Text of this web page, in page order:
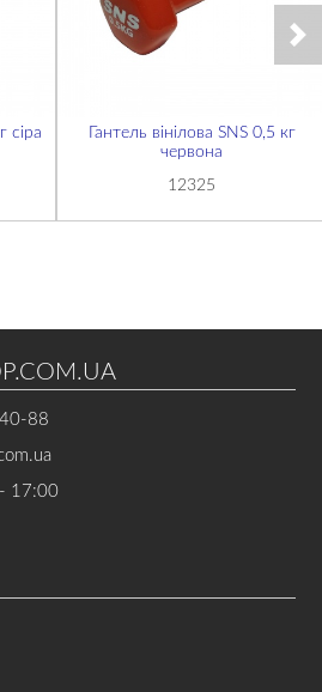
сіра
Гантель вінілова SNS 0,5 кг
червона
12325
88
- 17:00